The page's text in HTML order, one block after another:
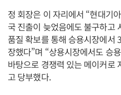
정 회장은 이 자리에서 “현대기
국 진출이 늦었음에도 불구하고
품질 확보를 통해 승용시장에서
장했다”며 “상용시장에서도 승
바탕으로 경쟁력 있는 메이커로
고 당부했다.